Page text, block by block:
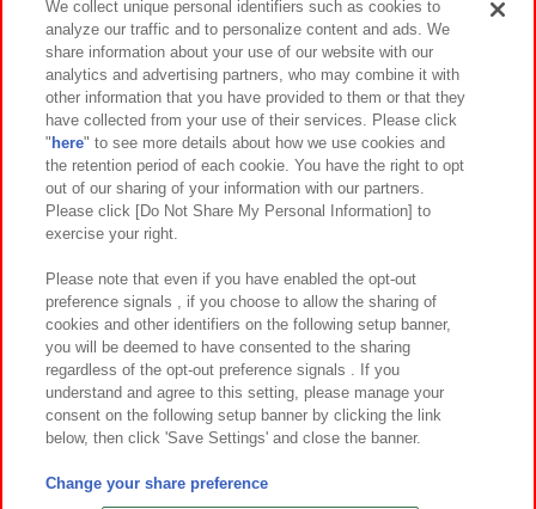
イベント・キャンペーン
関連会社 サステナビリティ サイトポリシー
プライバシーポリシー ウェブアクセシビリティ方針と検証結果
お取引先さまとともに
カスタマーハラスメント対応方針 よくあるご質問・お問い合わせ
©Bandai Namco Amusement Inc.
©Bandai Namco Amusement Lab Inc.
We collect unique personal identifiers such as cookies to
analyze our traffic and to personalize content and ads. We
share information about your use of our website with our
analytics and advertising partners, who may combine it with
other information that you have provided to them or that they
have collected from your use of their services. Please click
" here" to see more details about how we use cookies and
the retention period of each cookie. You have the right to opt
out of our sharing of your information with our partners.
Please click [Do Not Share My Personal Information] to
exercise your right.
Please note that even if you have enabled the opt-out
preference signals , if you choose to allow the sharing of
cookies and other identifiers on the following setup banner,
you will be deemed to have consented to the sharing
regardless of the opt-out preference signals . If you
understand and agree to this setting, please manage your
consent on the following setup banner by clicking the link
below, then click 'Save Settings' and close the banner.
Change your share preference